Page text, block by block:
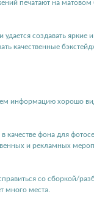
печатают на
создавать яркие
качественные
информацию хорошо
фона для
и рекламных
со сборкой/
много места.